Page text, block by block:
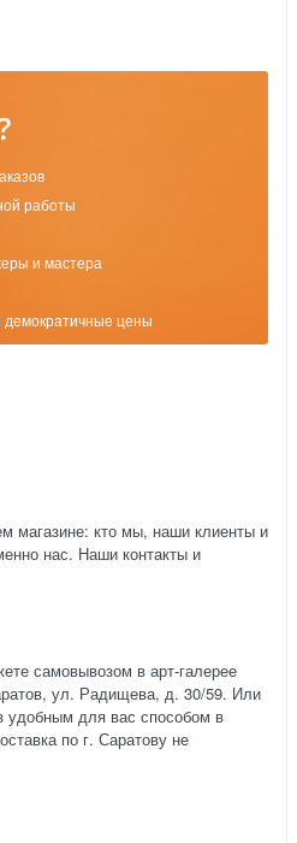
работы
и мастера
цены
магазине: кто мы, наши клиенты и
нас. Наши контакты и
самовывозом в арт-галерее
ул. Радищева, д. 30/59. Или
удобным для вас способом в
по г. Саратову не